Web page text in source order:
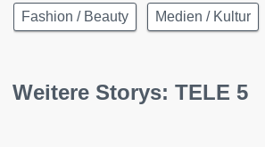
Fashion / Beauty Medien / Kultur
Weitere Storys: TELE 5